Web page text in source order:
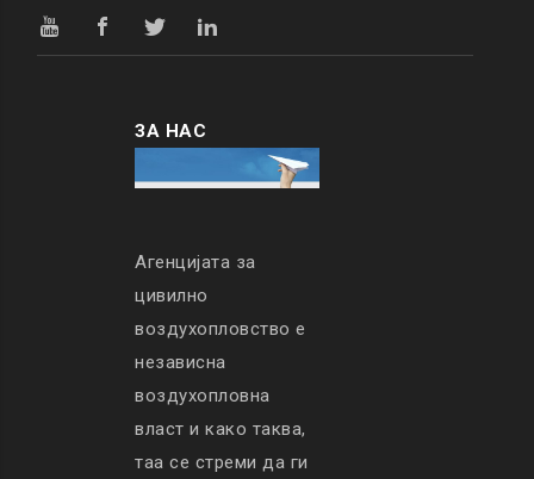
ЗА НАС
Агенцијата за
цивилно
воздухопловство е
независна
воздухопловна
власт и како таква,
таа се стреми да ги